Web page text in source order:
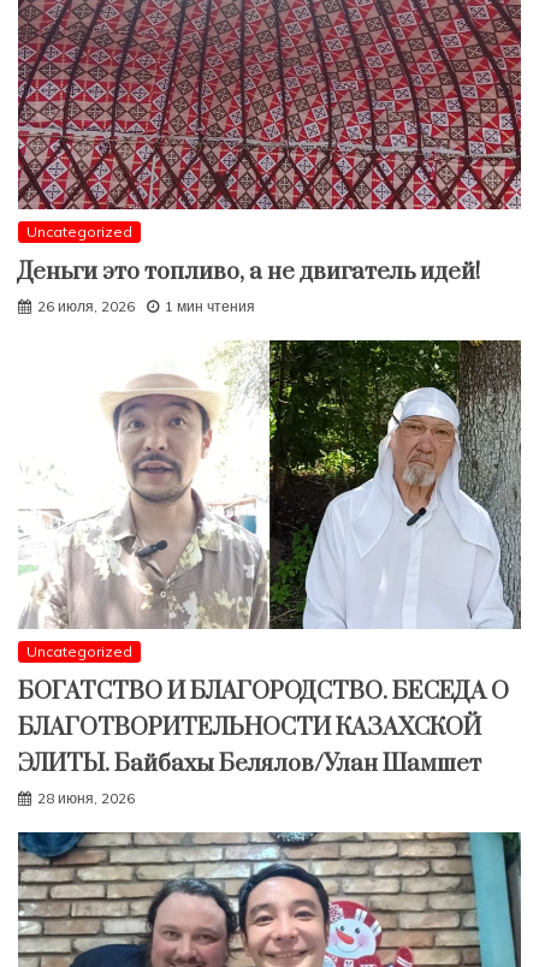
Uncategorized
Деньги это топливо, а не двигатель идей!
26 июля, 2026 1 мин чтения
Uncategorized
БОГАТСТВО И БЛАГОРОДСТВО. БЕСЕДА О
БЛАГОТВОРИТЕЛЬНОСТИ КАЗАХСКОЙ
ЭЛИТЫ. Байбахы Белялов/Улан Шамшет
28 июня, 2026